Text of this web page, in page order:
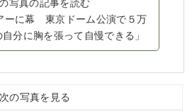
写真の記事を読む
ーに幕 東京ドーム公演で５万
分に胸を張って自慢できる」
の写真を見る